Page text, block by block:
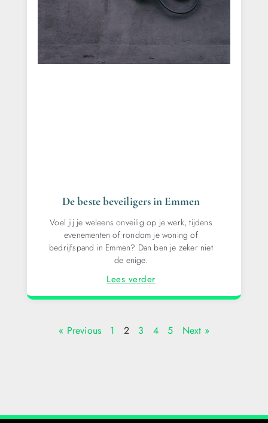
De beste beveiligers in Emmen
Voel jij je weleens onveilig op je werk, tijdens
evenementen of rondom je woning of
bedrijfspand in Emmen? Dan ben je zeker niet
de enige.
Lees verder
« Previous 1 2 3 4 5 Next »